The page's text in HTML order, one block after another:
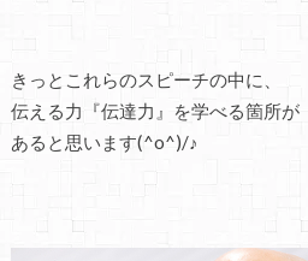
きっとこれらのスピーチの中に、
伝える力『伝達力』を学べる箇所が
あると思います(^o^)/♪